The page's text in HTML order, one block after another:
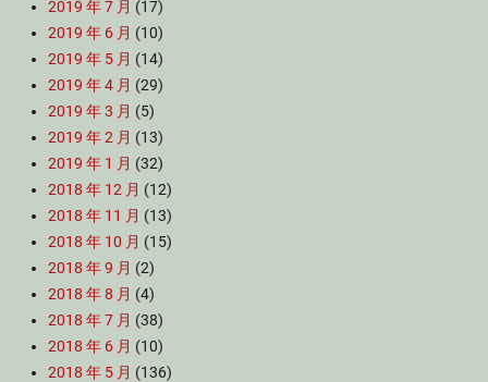
2019 年 7 月 (17)
2019 年 6 月 (10)
2019 年 5 月 (14)
2019 年 4 月 (29)
2019 年 3 月 (5)
2019 年 2 月 (13)
2019 年 1 月 (32)
2018 年 12 月 (12)
2018 年 11 月 (13)
2018 年 10 月 (15)
2018 年 9 月 (2)
2018 年 8 月 (4)
2018 年 7 月 (38)
2018 年 6 月 (10)
2018 年 5 月 (136)